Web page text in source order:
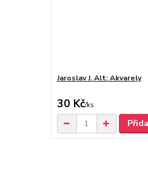
Jaroslav J. Alt: Akvarely
30 Kč/ks